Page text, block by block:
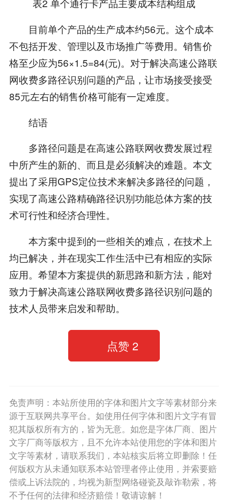
目前单个产品的生产成本约56元。这个成本
不包括开发、管理以及市场推广等费用。销售价
格至少应为56×1.5=84(元)。对于解决高速公路联
网收费多路径识别问题的产品，让市场接受接受
85元左右的销售价格可能有一定难度。
结语
多路径问题是在高速公路联网收费发展过程
中所产生的新的、而且是必须解决的难题。本文
提出了采用GPS定位技术来解决多路径的问题，
实现了高速公路精确路径识别功能总体方案的技
术可行性和经济合理性。
本方案中提到的一些相关的难点，在技术上
均已解决，并在现实工作生活中已有相应的实际
应用。希望本方案提供的新思路和新方法，能对
致力于解决高速公路联网收费多路径识别问题的
技术人员带来启发和帮助。
点赞 2
免责声明：本站所使用的字体和图片文字等素材部分来
源于互联网共享平台。如使用任何字体和图片文字有冒
犯其版权所有方的，皆为无意。如您是字体厂商、图片
文字厂商等版权方，且不允许本站使用您的字体和图片
文字等素材，请联系我们，本站核实后将立即删除！任
何版权方从未通知联系本站管理者停止使用，并索要赔
偿或上诉法院的，均视为新型网络碰瓷及敲诈勒索，将
不予任何的法律和经济赔偿！敬请谅解！